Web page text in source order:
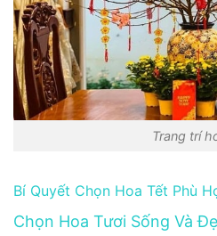
Trang trí
Bí Quyết Chọn Hoa Tết Phù
Chọn Hoa Tươi Sống Và